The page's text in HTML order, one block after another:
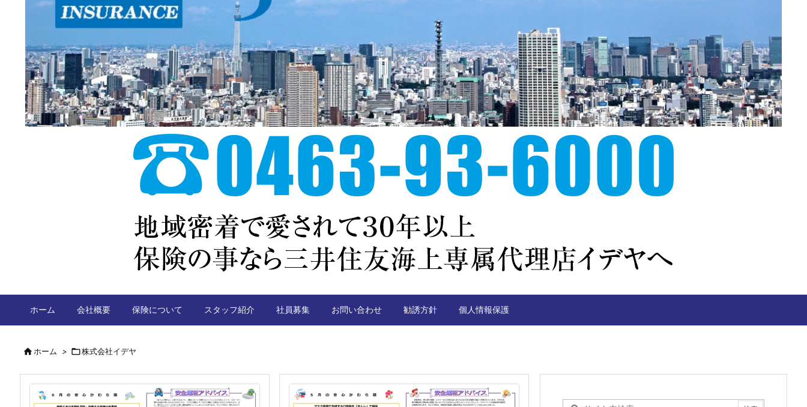
ホーム 会社概要 保険について スタッフ紹介 社員募集 お問い合わせ 勧誘方針 個人情報保護
ホーム > 株式会社イデヤ